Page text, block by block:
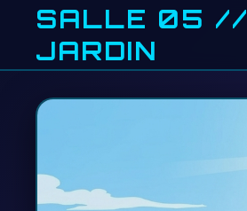
SALLE 05 //
JARDIN